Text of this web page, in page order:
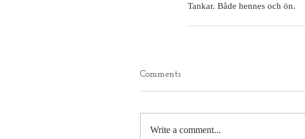
Tankar. Både hennes och ön.
Comments
Write a comment...